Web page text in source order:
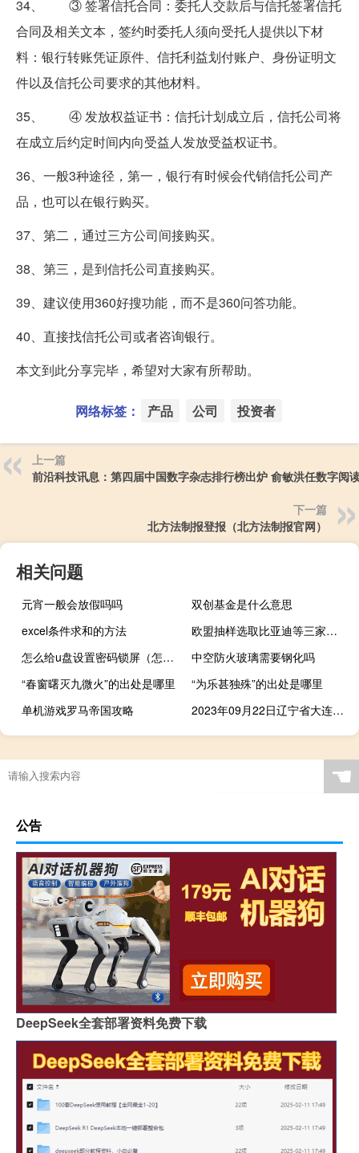
34、 ③ 签署信托合同：委托人交款后与信托签署信托
合同及相关文本，签约时委托人须向受托人提供以下材
料：银行转账凭证原件、信托利益划付账户、身份证明文
件以及信托公司要求的其他材料。
35、 ④ 发放权益证书：信托计划成立后，信托公司将
在成立后约定时间内向受益人发放受益权证书。
36、一般3种途径，第一，银行有时候会代销信托公司产
品，也可以在银行购买。
37、第二，通过三方公司间接购买。
38、第三，是到信托公司直接购买。
39、建议使用360好搜功能，而不是360问答功能。
40、直接找信托公司或者咨询银行。
本文到此分享完毕，希望对大家有所帮助。
网络标签： 产品 公司 投资者
上一篇
前沿科技讯息：第四届中国数字杂志排行榜出炉 俞敏洪任数字阅
下一篇
北方法制报登报（北方法制报官网）
相关问题
元宵一般会放假吗吗
双创基金是什么意思
excel条件求和的方法
欧盟抽样选取比亚迪等三家中国车企开展反补贴调查
怎么给u盘设置密码锁屏（怎么给u盘设置密码）
中空防火玻璃需要钢化吗
“春窗曙灭九微火”的出处是哪里
“为乐甚独殊”的出处是哪里
单机游戏罗马帝国攻略
2023年09月22日辽宁省大连市疫情大数据-今日/今天疫情全网搜索最新实时消息动态情况通知播报
☚
公告
DeepSeek全套部署资料免费下载